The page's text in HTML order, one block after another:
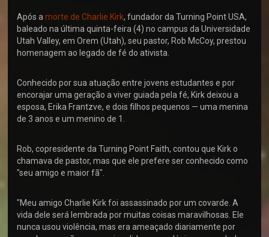
Após amorte de Charlie Kirk, fundador da Turning Point USA,
baleado na última quinta-feira (4) no campus da Universidade
Utah Valley, em Orem (Utah), seu pastor, Rob McCoy, prestou
homenagem ao legado de fé do ativista.
Conhecido por sua atuação entre jovens estudantes e por
encorajar uma geração a viver guiada pela fé, Kirk deixou a
esposa, Erika Frantzve, e dois filhos pequenos — uma menina
de 3 anos e um menino de 1.
Rob, copresidente da Turning Point Faith, contou que Kirk o
chamava de pastor, mas que ele prefere ser conhecido como
"seu amigo e maior fã".
"Meu amigo Charlie Kirk foi assassinado por um covarde. A
vida dele será lembrada por muitas coisas maravilhosas. Ele
nunca usou violência, mas era ameaçado diariamente por